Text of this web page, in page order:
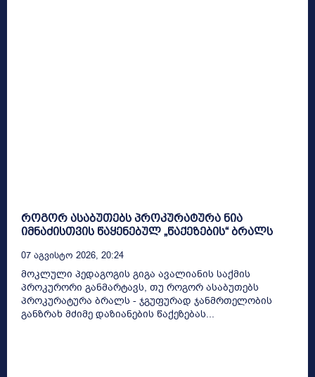
როგორ ასაბუთებს პროკურატურა ნია
იმნაძისთვის წაყენებულ „წაქეზების“ ბრალს
07 Აგვისტო 2026, 20:24
მოკლული პედაგოგის გიგა ავალიანის საქმის
პროკურორი განმარტავს, თუ როგორ ასაბუთებს
პროკურატურა ბრალს - ჯგუფურად ჯანმრთელობის
განზრახ მძიმე დაზიანების წაქეზებას...